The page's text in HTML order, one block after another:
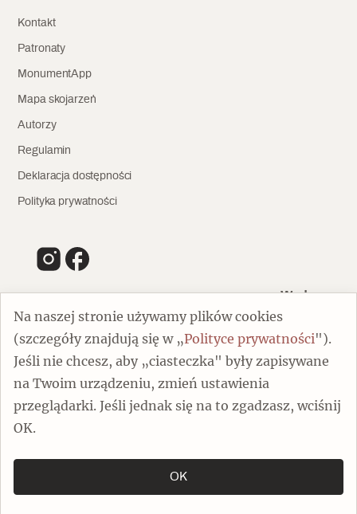
Na naszej stronie używamy plików cookies
(szczegóły znajdują się w „Polityce prywatności").
Jeśli nie chcesz, aby „ciasteczka" były zapisywane
na Twoim urządzeniu, zmień ustawienia
przeglądarki. Jeśli jednak się na to zgadzasz, wciśnij
OK.
OK
Kontakt
Patronaty
MonumentApp
Mapa skojarzeń
Autorzy
Regulamin
Deklaracja dostępności
Polityka prywatności
Wydawca
00-805 Warszawa
ul. Chmielna 132/134
Dofinansowano ze środków Ministra Kultury i Dziedzictwa
Narodowego
Copyright by Spotkania z Zabytkami